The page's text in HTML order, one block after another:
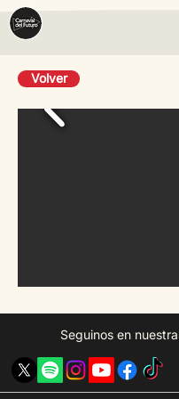
Volver
Seguinos en